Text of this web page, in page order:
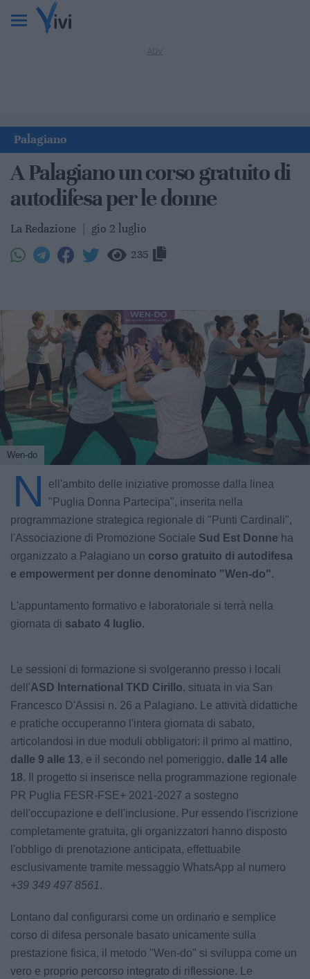
Palagiano
A Palagiano un corso gratuito di
autodifesa per le donne
La Redazione gio 2 luglio
235
Wen-do
N
ell'ambito delle iniziative promosse dalla linea
"Puglia Donna Partecipa", inserita nella
programmazione strategica regionale di "Punti Cardinali",
l'Associazione di Promozione Sociale Sud Est Donne ha
organizzato a Palagiano un corso gratuito di autodifesa
e empowerment per donne denominato "Wen-do".
L'appuntamento formativo e laboratoriale si terrà nella
giornata di sabato 4 luglio.
Le sessioni di formazione si svolgeranno presso i locali
dell'ASD International TKD Cirillo, situata in via San
Francesco D'Assisi n. 26 a Palagiano. Le attività didattiche
e pratiche occuperanno l'intera giornata di sabato,
articolandosi in due moduli obbligatori: il primo al mattino,
dalle 9 alle 13, e il secondo nel pomeriggio, dalle 14 alle
18. Il progetto si inserisce nella programmazione regionale
PR Puglia FESR-FSE+ 2021-2027 a sostegno
dell'occupazione e dell'inclusione. Pur essendo l'iscrizione
completamente gratuita, gli organizzatori hanno disposto
l'obbligo di prenotazione anticipata, effettuabile
esclusivamente tramite messaggio WhatsApp al numero
+39 349 497 8561.
Lontano dal configurarsi come un ordinario e semplice
corso di difesa personale basato unicamente sulla
prestazione fisica, il metodo "Wen-do" si sviluppa come un
vero e proprio percorso integrato di riflessione. Le